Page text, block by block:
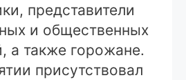
представители
и общественных
а также горожане.
присутствовал